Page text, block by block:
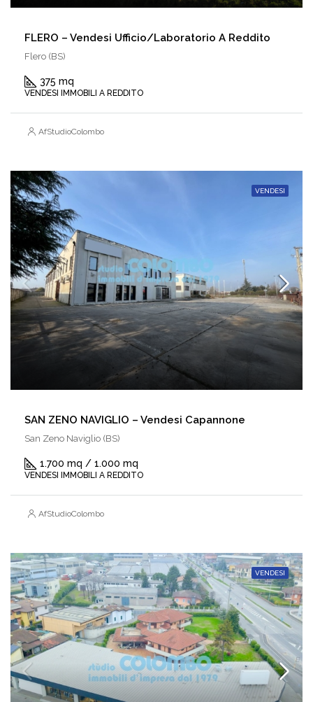
FLERO – Vendesi Ufficio/laboratorio A Reddito
Flero (BS)
375 mq
VENDESI IMMOBILI A REDDITO
AfStudioColombo
VENDESI
SAN ZENO NAVIGLIO – Vendesi Capannone
San Zeno Naviglio (BS)
1.700 mq / 1.000 mq
VENDESI IMMOBILI A REDDITO
AfStudioColombo
VENDESI